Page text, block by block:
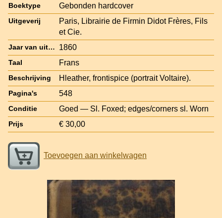
Boektype Gebonden hardcover
Uitgeverij
Paris, Librairie de Firmin Didot Frères, Fils
et Cie.
Jaar van uitgave 1860
Taal Frans
Beschrijving Hleather, frontispice (portrait Voltaire).
Pagina's 548
Conditie Goed — Sl. Foxed; edges/corners sl. Worn
Prijs € 30,00
Toevoegen aan winkelwagen